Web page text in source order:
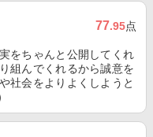
77.95点
をちゃんと公開してくれ
組んでくれるから誠意を
社会をよりよくしようと